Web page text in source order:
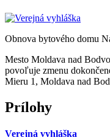
Obnova bytového domu
Mesto Moldava nad
povoľuje zmenu
Mieru 1, Moldava nad
Prílohy
Verejná vyhláška